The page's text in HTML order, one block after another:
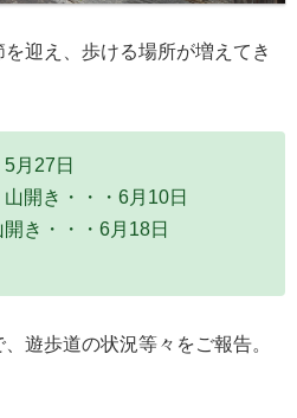
迎え、歩ける場所が増えてき
月27日
開き・・・6月10日
き・・・6月18日
遊歩道の状況等々をご報告。